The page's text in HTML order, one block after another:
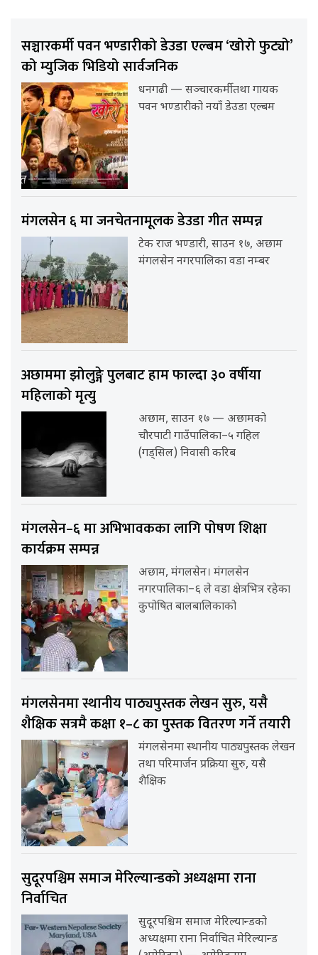
सञ्चारकर्मी पवन भण्डारीको डेउडा एल्बम ‘खोरो फुट्यो’
को म्युजिक भिडियो सार्वजनिक
धनगढी — सञ्चारकर्मी तथा गायक
पवन भण्डारीको नयाँ डेउडा एल्बम
मंगलसेन ६ मा जनचेतनामूलक डेउडा गीत सम्पन्न
टेक राज भण्डारी, साउन १७, अछाम
मंगलसेन नगरपालिका वडा नम्बर
अछाममा झोलुङ्गे पुलबाट हाम फाल्दा ३० वर्षीया
महिलाको मृत्यु
अछाम, साउन १७ — अछामको
चौरपाटी गाउँपालिका–५ गहिल
(गड्सिल) निवासी करिब
मंगलसेन–६ मा अभिभावकका लागि पोषण शिक्षा
कार्यक्रम सम्पन्न
अछाम, मंगलसेन। मंगलसेन
नगरपालिका–६ ले वडा क्षेत्रभित्र रहेका
कुपोषित बालबालिकाको
मंगलसेनमा स्थानीय पाठ्यपुस्तक लेखन सुरु, यसै
शैक्षिक सत्रमै कक्षा १–८ का पुस्तक वितरण गर्ने तयारी
मंगलसेनमा स्थानीय पाठ्यपुस्तक लेखन
तथा परिमार्जन प्रक्रिया सुरु, यसै
शैक्षिक
सुदूरपश्चिम समाज मेरिल्यान्डको अध्यक्षमा राना
निर्वाचित
सुदूरपश्चिम समाज मेरिल्यान्डको
अध्यक्षमा राना निर्वाचित मेरिल्यान्ड